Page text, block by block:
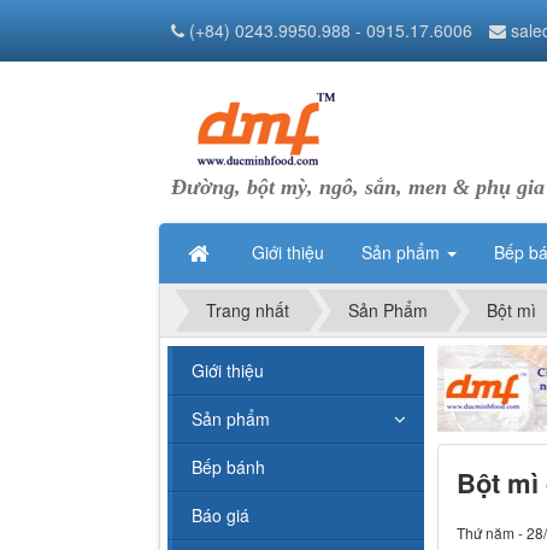
Đường, bột mỳ, ngô, sắn, men & phụ gia
Giới thiệu Sản phẩm Bếp
(+84) 0243.9950.988 - 0915.17.6006
Trang nhất Sản Phẩm Bột mì
Bột mì
Thứ năm -
Giới thiệu
Sản phẩm
Bếp bánh
Báo giá